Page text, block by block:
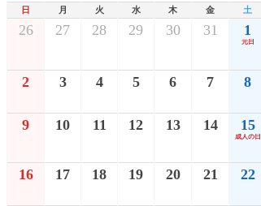
日
月 火 水 木 金 土
26 27 28 29 30 31 1
元日
2 3 4 5 6 7 8
9 10 11 12 13 14 15
成人の日
16 17 18 19 20 21 22